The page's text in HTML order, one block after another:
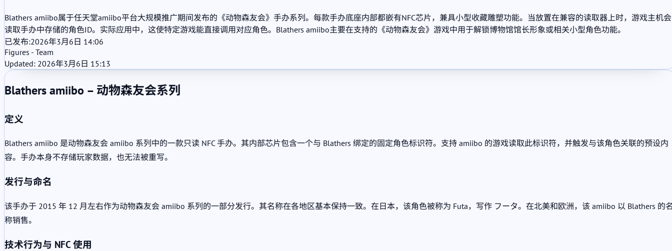
Blathers amiibo属于任天堂amiibo平台大规模推广期间发布的《动物森友会》手办系列。每款手办底座内部都嵌有NFC芯片，兼具小型收藏雕塑功能。当放置在兼容的读取器上时，游戏主机会
读取手办中存储的角色ID。实际应用中，这使特定游戏能直接调用对应角色。Blathers amiibo主要在支持的《动物森友会》游戏中用于解锁博物馆馆长形象或相关小型角色功能。
已发布:2026年3月6日 14:06
Figures - Team
Updated: 2026年3月6日 15:13
Blathers amiibo – 动物森友会系列
定义
Blathers amiibo 是动物森友会 amiibo 系列中的一款只读 NFC 手办。其内部芯片包含一个与 Blathers 绑定的固定角色标识符。支持 amiibo 的游戏读取此标识符，并触发与该角色关联的预设内
容。手办本身不存储玩家数据，也无法被重写。
发行与命名
该手办于 2015 年 12 月左右作为动物森友会 amiibo 系列的一部分发行。其名称在各地区基本保持一致。在日本，该角色被称为 Futa，写作 フータ。在北美和欧洲，该 amiibo 以 Blathers 的
称销售。
技术行为与 NFC 使用